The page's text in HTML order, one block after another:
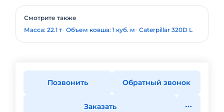
Смотрите также
Масса: 22.1 т Объем ковша: 1 куб. м Caterpillar 320D L
Позвонить Обратный звонок
Заказать